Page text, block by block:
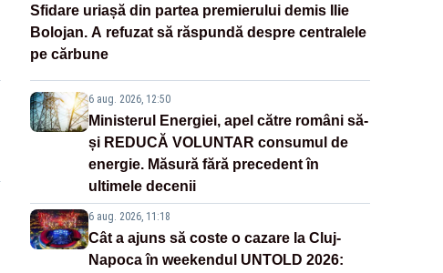
Sfidare uriașă din partea premierului demis Ilie
Bolojan. A refuzat să răspundă despre centralele
pe cărbune
6 aug. 2026, 12:50
Ministerul Energiei, apel către români să-
și REDUCĂ VOLUNTAR consumul de
energie. Măsură fără precedent în
ultimele decenii
6 aug. 2026, 11:18
Cât a ajuns să coste o cazare la Cluj-
Napoca în weekendul UNTOLD 2026: